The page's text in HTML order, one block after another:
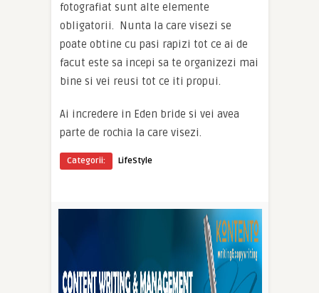
fotografiat sunt alte elemente
obligatorii. Nunta la care visezi se
poate obtine cu pasi rapizi tot ce ai de
facut este sa incepi sa te organizezi mai
bine si vei reusi tot ce iti propui.
Ai incredere in Eden bride si vei avea
parte de rochia la care visezi.
Categorii: LifeStyle